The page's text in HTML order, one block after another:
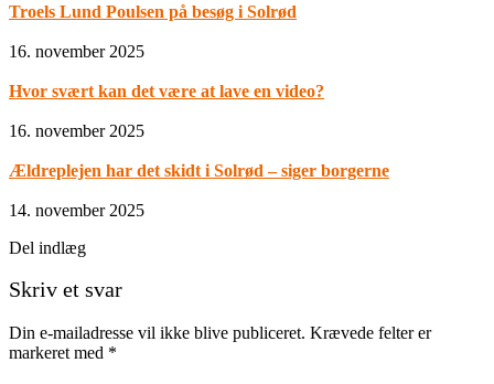
Troels Lund Poulsen på besøg i Solrød
16. november 2025
Hvor svært kan det være at lave en video?
16. november 2025
Ældreplejen har det skidt i Solrød – siger borgerne
14. november 2025
Del indlæg
Skriv et svar
Din e-mailadresse vil ikke blive publiceret. Krævede felter er
markeret med *